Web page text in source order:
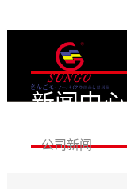
新闻中心
公司新闻